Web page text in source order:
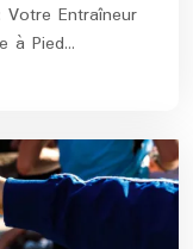
Entraîneur
à Pied…